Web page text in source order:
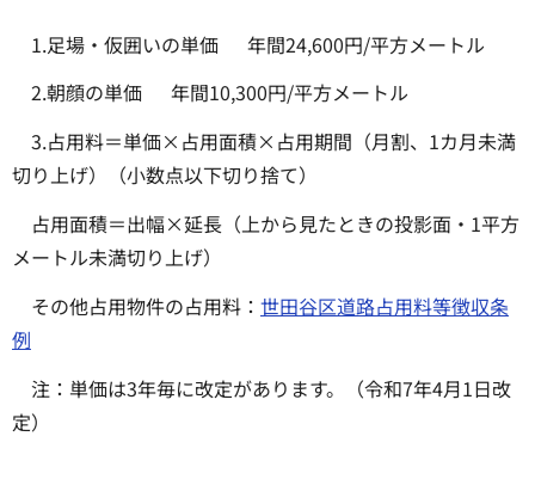
1.足場・仮囲いの単価 年間24,600円/平方メートル
2.朝顔の単価 年間10,300円/平方メートル
3.占用料＝単価×占用面積×占用期間（月割、1カ月未満
切り上げ）（小数点以下切り捨て）
占用面積＝出幅×延長（上から見たときの投影面・1平方
メートル未満切り上げ）
その他占用物件の占用料： 世田谷区道路占用料等徴収条
例
注：単価は3年毎に改定があります。（令和7年4月1日改
定）